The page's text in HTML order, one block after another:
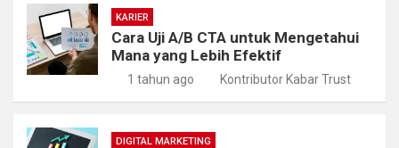
KARIER
Cara Uji A/B CTA untuk Mengetahui
Mana yang Lebih Efektif
1 tahun ago Kontributor Kabar Trust
DIGITAL MARKETING